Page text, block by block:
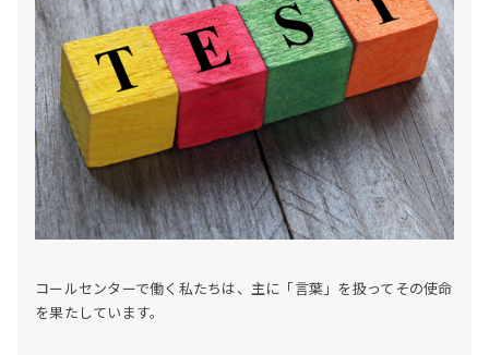
コールセンターで働く私たちは、主に「言葉」を扱ってその使命
を果たしています。